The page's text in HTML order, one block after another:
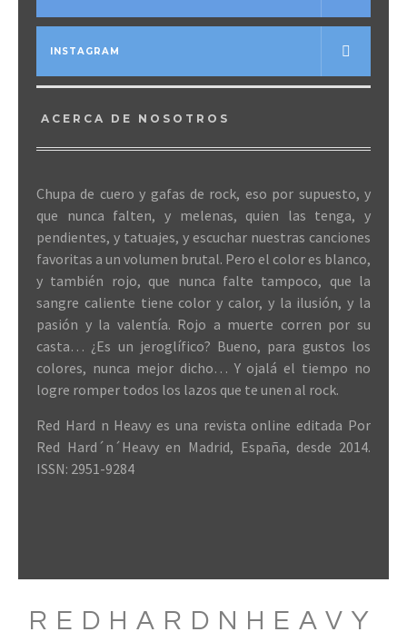
INSTAGRAM
ACERCA DE NOSOTROS
Chupa de cuero y gafas de rock, eso por supuesto, y
que nunca falten, y melenas, quien las tenga, y
pendientes, y tatuajes, y escuchar nuestras canciones
favoritas a un volumen brutal. Pero el color es blanco,
y también rojo, que nunca falte tampoco, que la
sangre caliente tiene color y calor, y la ilusión, y la
pasión y la valentía. Rojo a muerte corren por su
casta… ¿Es un jeroglífico? Bueno, para gustos los
colores, nunca mejor dicho… Y ojalá el tiempo no
logre romper todos los lazos que te unen al rock.
Red Hard n Heavy es una revista online editada Por
Red Hard´n´Heavy en Madrid, España, desde 2014.
ISSN: 2951-9284
REDHARDNHEAVY